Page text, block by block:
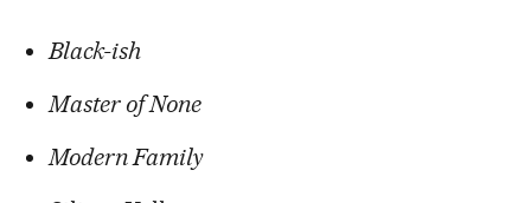
Black-ish
Master of None
Modern Family